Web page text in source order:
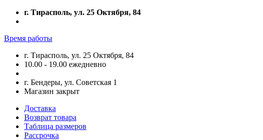
г. Тирасполь, ул. 25 Октября, 84
Время работы
г. Тирасполь, ул. 25 Октября, 84
10.00 - 19.00 ежедневно
г. Бендеры, ул. Советская 1
Магазин закрыт
Доставка
Возврат товара
Таблица размеров
Рассрочка